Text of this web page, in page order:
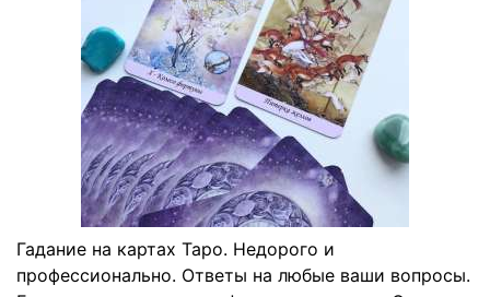
Гадание на картах Таро. Недорого и
профессионально. Ответы на любые ваши вопросы.